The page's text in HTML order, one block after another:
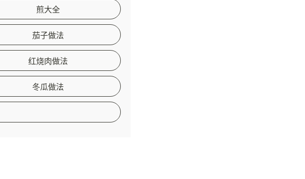
煎大全
茄子做法
红烧肉做法
冬瓜做法